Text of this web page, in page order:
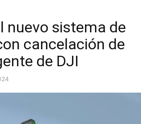
nuevo sistema de
cancelación de
de DJI